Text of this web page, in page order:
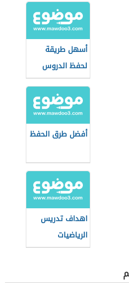
أسهل طريقة
لحفظ الدروس
الطويلة
أفضل طرق الحفظ
اهداف تدريس
الرياضيات